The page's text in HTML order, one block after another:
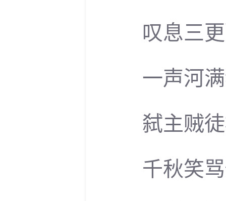
叹息三更
一声河满
弑主贼徒
千秋笑骂